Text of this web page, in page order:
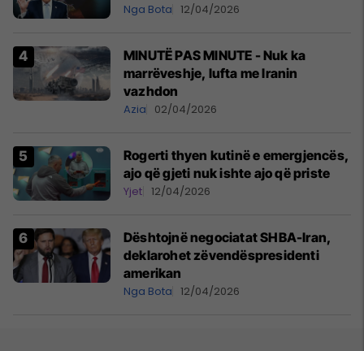
Nga Bota 12/04/2026
MINUTË PAS MINUTE - Nuk ka
marrëveshje, lufta me Iranin
vazhdon
Azia 02/04/2026
Rogerti thyen kutinë e emergjencës,
ajo që gjeti nuk ishte ajo që priste
Yjet 12/04/2026
Dështojnë negociatat SHBA-Iran,
deklarohet zëvendëspresidenti
amerikan
Nga Bota 12/04/2026